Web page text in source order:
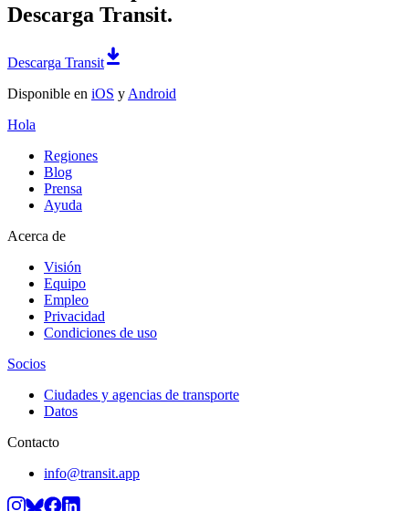
Descarga Transit.
Descarga Transit
Disponible en iOS y Android
Hola
Regiones
Blog
Prensa
Ayuda
Acerca de
Visión
Equipo
Empleo
Privacidad
Condiciones de uso
Socios
Ciudades y agencias de transporte
Datos
Contacto
info@transit.app